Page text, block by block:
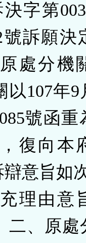
字第
訴願決
處分機
107年9
號函
復向本
意旨如
理由意
二、原處